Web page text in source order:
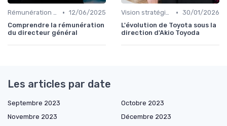
Rémunération & incentives exécutifs • 12/06/2025
Comprendre la rémunération
du directeur général
Vision stratégique & ambition long terme • 30/01/2026
L'évolution de Toyota sous la
direction d'Akio Toyoda
Les articles par date
Septembre 2023
Octobre 2023
Novembre 2023
Décembre 2023